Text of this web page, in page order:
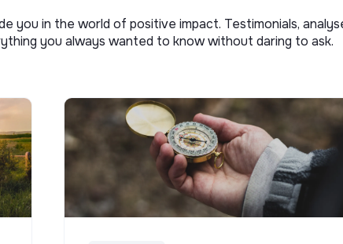
you in the world of positive impact. Testimonials,
you always wanted to know without daring to ask.